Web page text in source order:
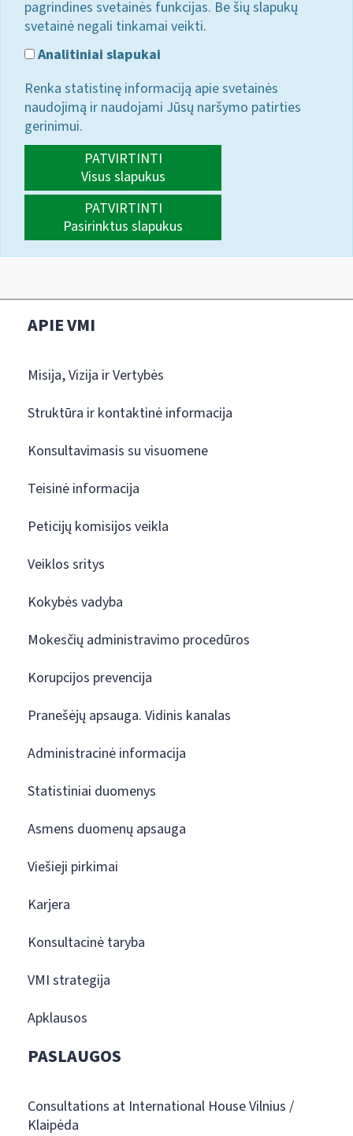
pagrindines svetainės funkcijas. Be šių slapukų
svetainė negali tinkamai veikti.
Analitiniai slapukai
Renka statistinę informaciją apie svetainės
naudojimą ir naudojami Jūsų naršymo patirties
gerinimui.
PATVIRTINTI
Visus slapukus
PATVIRTINTI
Pasirinktus slapukus
APIE VMI
Misija, Vizija ir Vertybės
Struktūra ir kontaktinė informacija
Konsultavimasis su visuomene
Teisinė informacija
Peticijų komisijos veikla
Veiklos sritys
Kokybės vadyba
Mokesčių administravimo procedūros
Korupcijos prevencija
Pranešėjų apsauga. Vidinis kanalas
Administracinė informacija
Statistiniai duomenys
Asmens duomenų apsauga
Viešieji pirkimai
Karjera
Konsultacinė taryba
VMI strategija
Apklausos
PASLAUGOS
Consultations at International House Vilnius /
Klaipėda